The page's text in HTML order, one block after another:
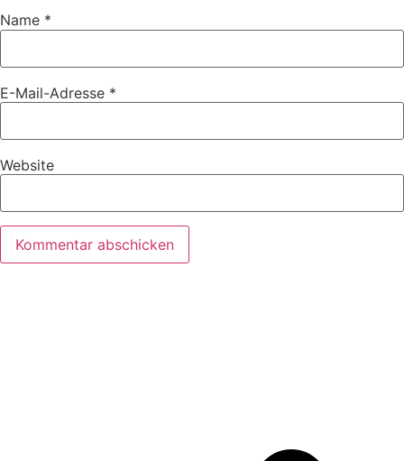
Name *
E-Mail-Adresse *
Website